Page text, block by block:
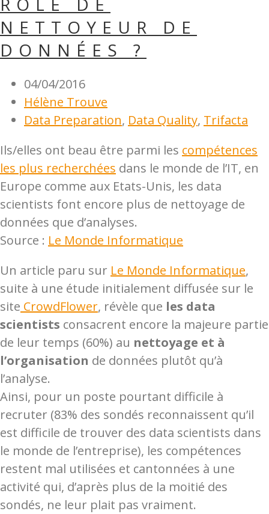
NETTOYEUR DE
DONNÉES ?
04/04/2016
Hélène Trouve
Data Preparation, Data Quality, Trifacta
Ils/elles ont beau être parmi les compétences
les plus recherchées dans le monde de l’IT, en
Europe comme aux Etats-Unis, les data
scientists font encore plus de nettoyage de
données que d’analyses.
Source : Le Monde Informatique
Un article paru sur Le Monde Informatique,
suite à une étude initialement diffusée sur le
site CrowdFlower, révèle que les data
scientists consacrent encore la majeure partie
de leur temps (60%) au nettoyage et à
l’organisation de données plutôt qu’à
l’analyse.
Ainsi, pour un poste pourtant difficile à
recruter (83% des sondés reconnaissent qu’il
est difficile de trouver des data scientists dans
le monde de l’entreprise), les compétences
restent mal utilisées et cantonnées à une
activité qui, d’après plus de la moitié des
sondés, ne leur plait pas vraiment.